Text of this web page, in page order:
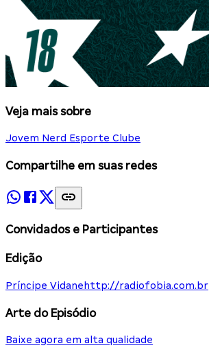
Veja mais sobre
Jovem Nerd Esporte Clube
Compartilhe em suas redes
Convidados e Participantes
Edição
Príncipe Vidane http://radiofobia.com.br
Arte do Episódio
Baixe agora em alta qualidade